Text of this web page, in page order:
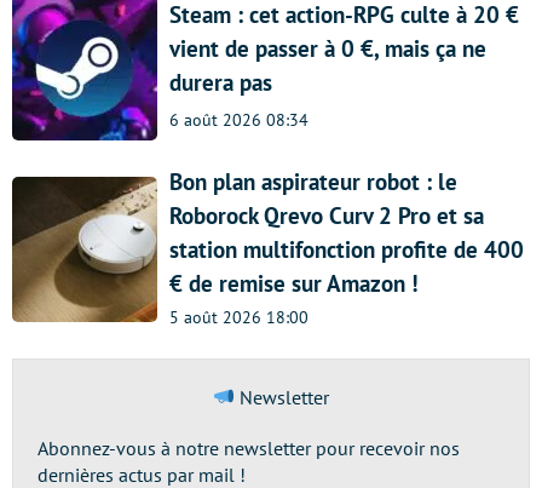
Steam : cet action-RPG culte à 20 €
vient de passer à 0 €, mais ça ne
durera pas
6 août 2026 08:34
Bon plan aspirateur robot : le
Roborock Qrevo Curv 2 Pro et sa
station multifonction profite de 400
€ de remise sur Amazon !
5 août 2026 18:00
Newsletter
Abonnez-vous à notre newsletter pour recevoir nos
dernières actus par mail !